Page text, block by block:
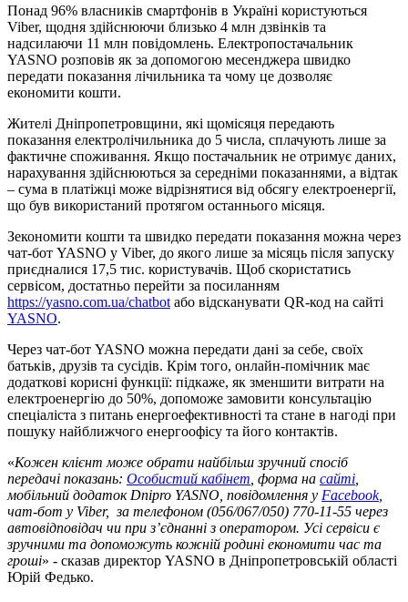
Понад 96% власників смартфонів в Україні користуються
Viber, щодня здійснюючи близько 4 млн дзвінків та
надсилаючи 11 млн повідомлень. Електропостачальник
YASNO розповів як за допомогою месенджера швидко
передати показання лічильника та чому це дозволяє
економити кошти.
Жителі Дніпропетровщини, які щомісяця передають
показання електролічильника до 5 числа, сплачують лише за
фактичне споживання. Якщо постачальник не отримує даних,
нарахування здійснюються за середніми показаннями, а відтак
– сума в платіжці може відрізнятися від обсягу електроенергії,
що був використаний протягом останнього місяця.
Зекономити кошти та швидко передати показання можна через
чат-бот YASNO у Viber, до якого лише за місяць після запуску
приєдналися 17,5 тис. користувачів. Щоб скористатись
сервісом, достатньо перейти за посиланням
https://yasno.com.ua/chatbot або відсканувати QR-код на сайті
YASNO.
Через чат-бот YASNO можна передати дані за себе, своїх
батьків, друзів та сусідів. Крім того, онлайн-помічник має
додаткові корисні функції: підкаже, як зменшити витрати на
електроенергію до 50%, допоможе замовити консультацію
спеціаліста з питань енергоефективності та стане в нагоді при
пошуку найближчого енергоофісу та його контактів.
«Кожен клієнт може обрати найбільш зручний спосіб
передачі показань: Особистий кабінет , форма на сайті
мобільний додаток Dnipro YASNO, повідомлення у Facebook,
чат-бот у Viber, за телефоном (056/067/050) 770-11-55 через
автовідповідач чи при з’єднанні з оператором. Усі сервіси є
зручними та допоможуть кожній родині економити час та
гроші» - сказав директор YASNO в Дніпропетровській області
Юрій Федько.